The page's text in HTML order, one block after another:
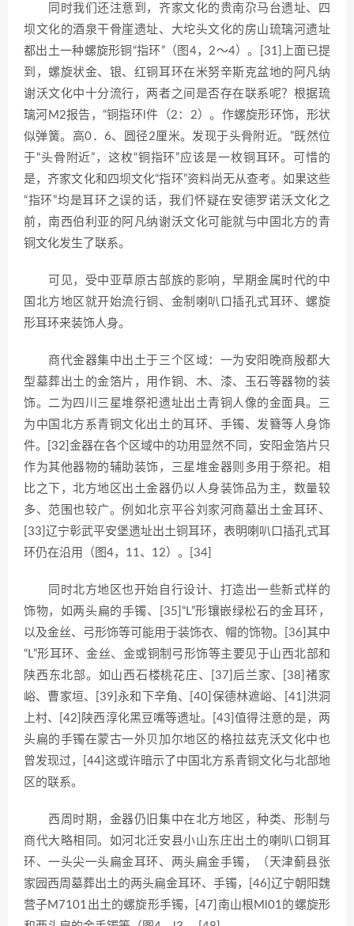
同时我们还注意到，齐家文化的贵南尕马台遗址、四
坝文化的酒泉干骨崖遗址、大坨头文化的房山琉璃河遗址
都出土一种螺旋形铜“指环”（图4，2～4）。[31]上面已提
到，螺旋状金、银、红铜耳环在米努辛斯克盆地的阿凡纳
谢沃文化中十分流行，两者之间是否存在联系呢？根据琉
璃河M2报告，“铜指环l件（2：2）。作螺旋形环饰，形状
似弹簧。高0．6、圆径2厘米。发现于头骨附近。”既然位
于“头骨附近”，这枚“铜指环”应该是一枚铜耳环。可惜的
是，齐家文化和四坝文化“指环”资料尚无从查考。如果这些
“指环”均是耳环之误的话，我们怀疑在安德罗诺沃文化之
前，南西伯利亚的阿凡纳谢沃文化可能就与中国北方的青
铜文化发生了联系。
可见，受中亚草原古部族的影响，早期金属时代的中
国北方地区就开始流行铜、金制喇叭口插孔式耳环、螺旋
形耳环来装饰人身。
商代金器集中出土于三个区域：一为安阳晚商殷都大
型墓葬出土的金箔片，用作铜、木、漆、玉石等器物的装
饰。二为四川三星堆祭祀遗址出土青铜人像的金面具。三
为中国北方系青铜文化出土的耳环、手镯、发簪等人身饰
件。[32]金器在各个区域中的功用显然不同，安阳金箔片只
作为其他器物的辅助装饰，三星堆金器则多用于祭祀。相
比之下，北方地区出土金器仍以人身装饰品为主，数量较
多、范围也较广。例如北京平谷刘家河商墓出土金耳环、
[33]辽宁彰武平安堡遗址出土铜耳环，表明喇叭口插孔式耳
环仍在沿用（图4，11、12）。[34]
同时北方地区也开始自行设计、打造出一些新式样的
饰物，如两头扁的手镯、[35]“L”形镶嵌绿松石的金耳环，
以及金丝、弓形饰等可能用于装饰衣、帽的饰物。[36]其中
“L”形耳环、金丝、金或铜制弓形饰等主要见于山西北部和
陕西东北部。如山西石楼桃花庄、[37]后兰家、[38]褚家
峪、曹家垣、[39]永和下辛角、[40]保德林遮峪、[41]洪洞
上村、[42]陕西淳化黑豆嘴等遗址。[43]值得注意的是，两
头扁的手镯在蒙古一外贝加尔地区的格拉兹克沃文化中也
曾发现过，[44]这或许暗示了中国北方系青铜文化与北部地
区的联系。
西周时期，金器仍旧集中在北方地区，种类、形制与
商代大略相同。如河北迁安县小山东庄出土的喇叭口铜耳
环、一头尖一头扁金耳环、两头扁金手镯，（天津蓟县张
家园西周墓葬出土的两头扁金耳环、手镯，[46]辽宁朝阳魏
营子M7101出土的螺旋形手镯，[47]南山根Ml01的螺旋形